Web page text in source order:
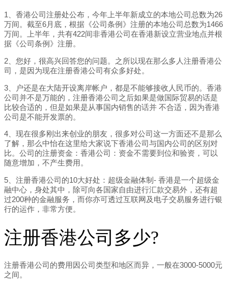
1、香港公司注册处公布，今年上半年新成立的本地公司总数为26
万间。截至6月底，根据《公司条例》注册的本地公司总数为1466
万间。上半年，共有422间非香港公司在香港新设立营业地点并根
据《公司条例》注册。
2、您好，很高兴回答您的问题。之所以现在那么多人注册香港公
司，是因为现在注册香港公司有众多好处。
3、户还是在大陆开设离岸帐户，都是不能够接收人民币的。香港
公司并不是万能的，注册香港公司之后如果是做国际贸易的话是
比较合适的，但是如果是从事国内销售的话并 不合适，因为香港
公司是不能开发票的。
4、现在很多刚出来创业的朋友，很多对公司这一方面还不是那么
了解，那么中怡在这里给大家说下香港公司与国内公司的区别对
比。公司的注册资金：香港公司：资金不需要到位和验资，可以
随意增加，不产生费用。
5、注册香港公司的10大好处：超级金融体制- 香港是一个超级金
融中心，身处其中，除可向各国家自由进行汇款交易外，还有超
过200种的金融服务，而你亦可透过互联网及电子交易服务进行银
行的运作，非常方便。
注册香港公司多少?
注册香港公司的费用因公司类型和地区而异，一般在3000-5000元
之间。